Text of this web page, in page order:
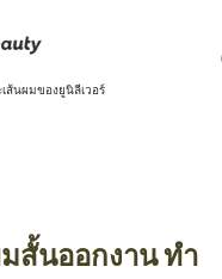
นผมของยูนิลีเวอร์
สั้นออกงาน ทำ